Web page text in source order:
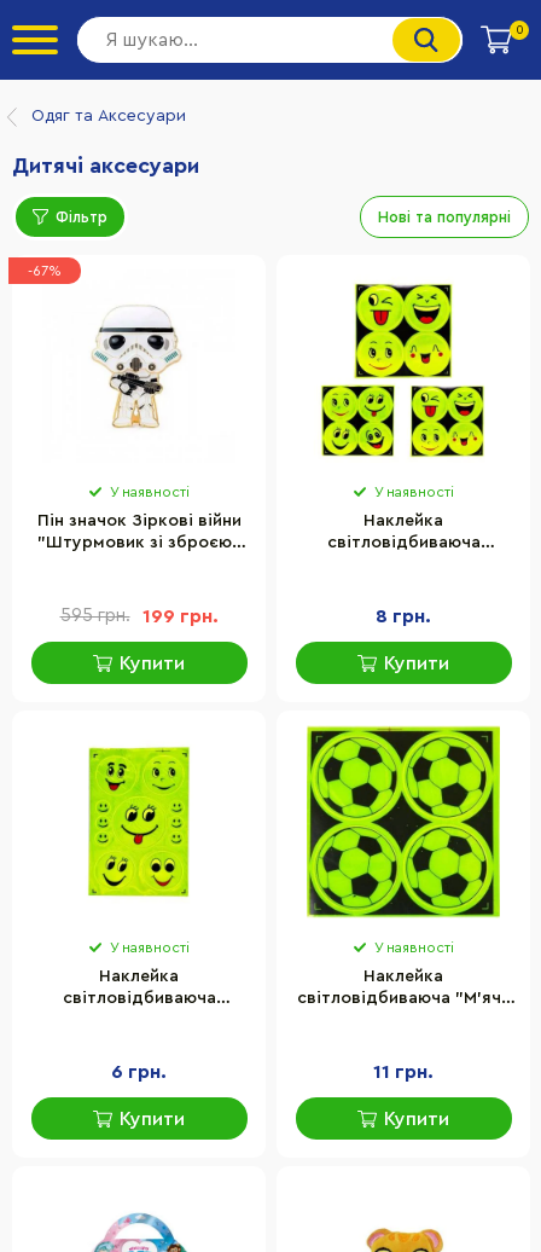
0
Одяг та Аксесуари
Дитячі аксесуари
Фільтр Нові та популярні
-67%
У наявності
Пін значок Зіркові війни
"Штурмовик зі зброєю"
595 грн. 199 грн.
Купити
У наявності
Наклейка
світловідбиваюча
8 грн.
Купити
У наявності
Наклейка
світловідбиваюча
6 грн.
Купити
У наявності
Наклейка
світловідбиваюча "М'яч"
11 грн.
Купити